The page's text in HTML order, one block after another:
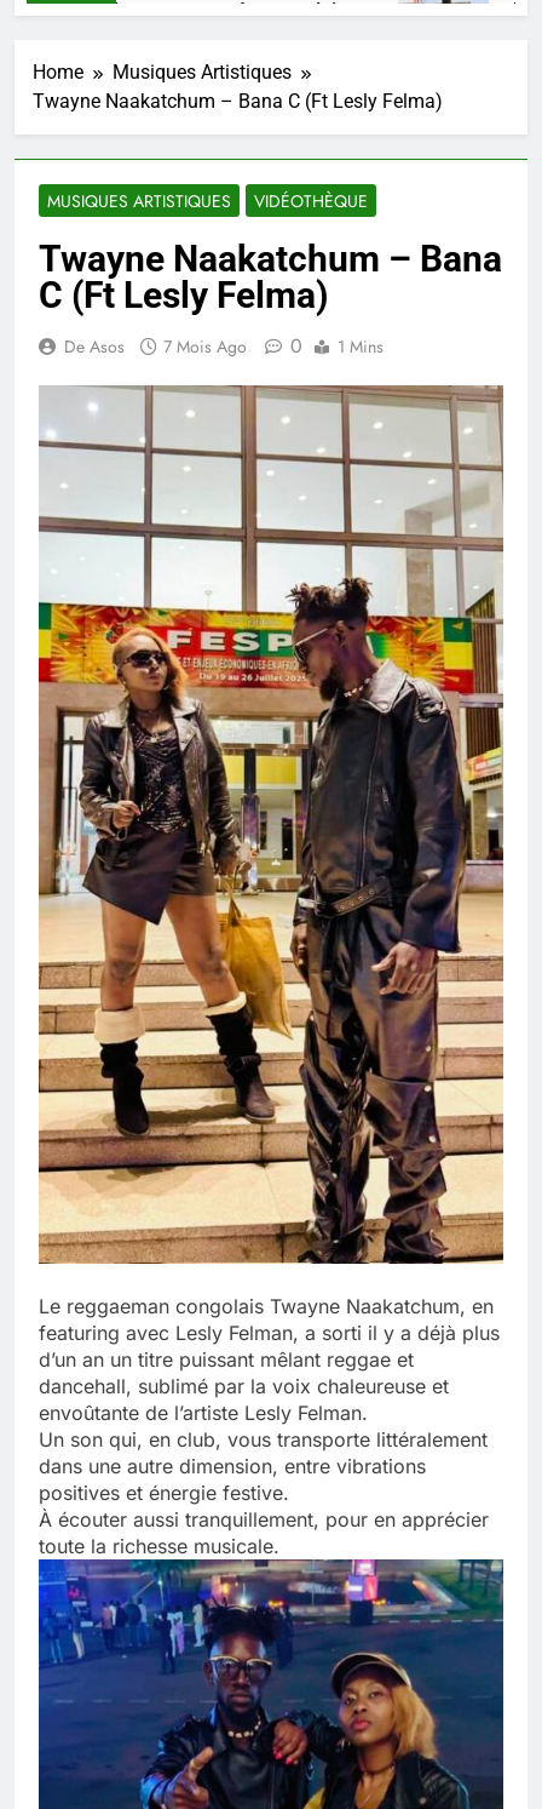
un talent, une pensée congolaise.
Home
Musiques Artistiques
Twayne Naakatchum – Bana C (Ft Lesly Felma)
MUSIQUES ARTISTIQUES VIDÉOTHÈQUE
Twayne Naakatchum – Bana
C (Ft Lesly Felma)
De Asos 7 Mois Ago 0 1 Mins
Le reggaeman congolais Twayne Naakatchum, en
featuring avec Lesly Felman, a sorti il y a déjà plus
d’un an un titre puissant mêlant reggae et
dancehall, sublimé par la voix chaleureuse et
envoûtante de l’artiste Lesly Felman.
Un son qui, en club, vous transporte littéralement
dans une autre dimension, entre vibrations
positives et énergie festive.
À écouter aussi tranquillement, pour en apprécier
toute la richesse musicale.